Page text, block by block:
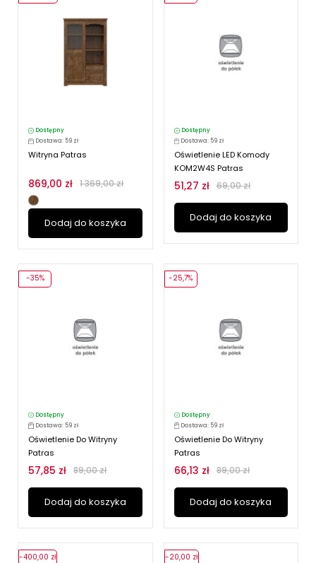
Dostępny
Dostawa: 59 zł
Witryna Patras
869,00 zł 1 369,00 zł
Dodaj do koszyka
Dostępny
Dostawa: 59 zł
Oświetlenie LED Komody
KOM2W4S Patras
51,27 zł 69,00 zł
Dodaj do koszyka
Dostępny
Dostawa: 59 zł
Oświetlenie Do Witryny
Patras
57,85 zł 89,00 zł
Dodaj do koszyka
-35%
Dostępny
Dostawa: 59 zł
Oświetlenie Do Witryny
Patras
66,13 zł 89,00 zł
Dodaj do koszyka
-25,7%
-400,00 zł -20,00 zł